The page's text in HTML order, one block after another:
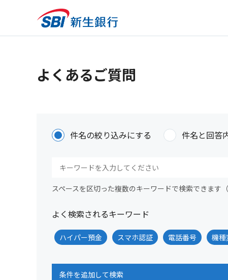
よくあるご質問
件名の絞り込みにする 件名と回答
スペースを区切った複数のキーワードで検索できます
よく検索されるキーワード
ハイパー預金 スマホ認証 電話番号 機種
条件を追加して検索